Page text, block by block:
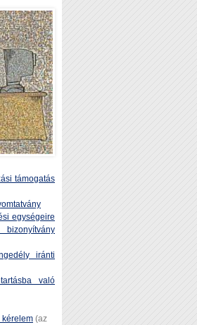
támogatás
egységeire
iránti
való
kérelem (az